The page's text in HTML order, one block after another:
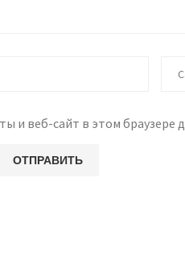
и веб-сайт в этом браузере